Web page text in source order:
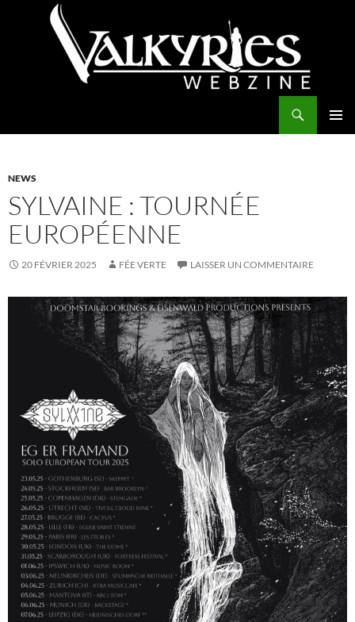
NEWS
SYLVAINE : TOURNÉE
EUROPÉENNE
20 FÉVRIER 2025 FÉE VERTE LAISSER UN COMMENTAIRE